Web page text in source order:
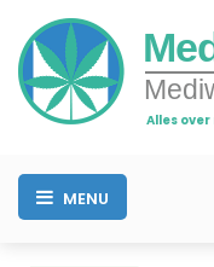
Alles
MENU